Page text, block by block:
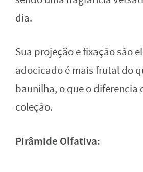
dia.
Sua projeção e fixação são
adocicado é mais frutal do
baunilha, o que o diferencia
coleção.
Pirâmide Olfativa: